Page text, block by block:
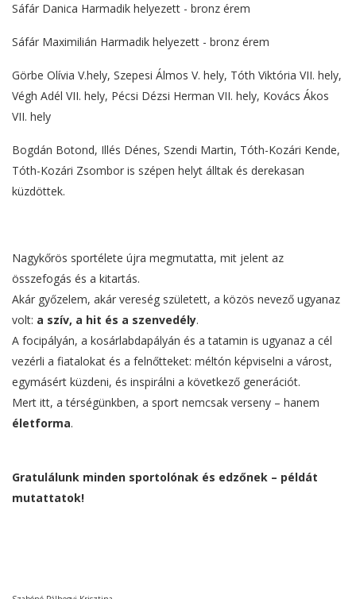
Sáfár Danica Harmadik helyezett - bronz érem
Sáfár Maximilián Harmadik helyezett - bronz érem
Görbe Olívia V.hely, Szepesi Álmos V. hely, Tóth Viktória VII. hely,
Végh Adél VII. hely, Pécsi Dézsi Herman VII. hely, Kovács Ákos
VII. hely
Bogdán Botond, Illés Dénes, Szendi Martin, Tóth-Kozári Kende,
Tóth-Kozári Zsombor is szépen helyt álltak és derekasan
küzdöttek.
Nagykőrös sportélete újra megmutatta, mit jelent az
összefogás és a kitartás.
Akár győzelem, akár vereség született, a közös nevező ugyanaz
volt: a szív, a hit és a szenvedély.
A focipályán, a kosárlabdapályán és a tatamin is ugyanaz a cél
vezérli a fiatalokat és a felnőtteket: méltón képviselni a várost,
egymásért küzdeni, és inspirálni a következő generációt.
Mert itt, a térségünkben, a sport nemcsak verseny – hanem
életforma.
Gratulálunk minden sportolónak és edzőnek – példát
mutattatok!